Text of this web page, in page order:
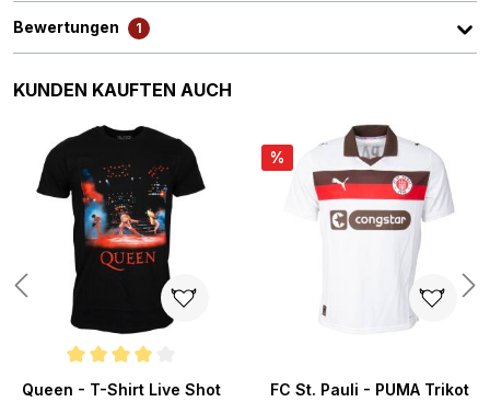
Bewertungen 1
Produktgalerie überspringen
KUNDEN KAUFTEN AUCH
Durchschnittliche Bewertung von 4 von 5 Sternen
Queen - T-Shirt Live Shot
%
FC St. Pauli - PUMA Trikot